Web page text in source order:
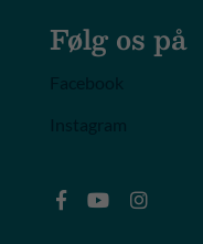
Følg os på